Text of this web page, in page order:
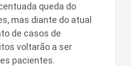
queda do
mas diante do atual
de casos de
voltarão a ser
pacientes.